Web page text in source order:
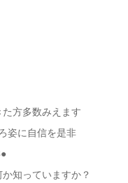
方多数みえます
姿に自信を是非
知っていますか？